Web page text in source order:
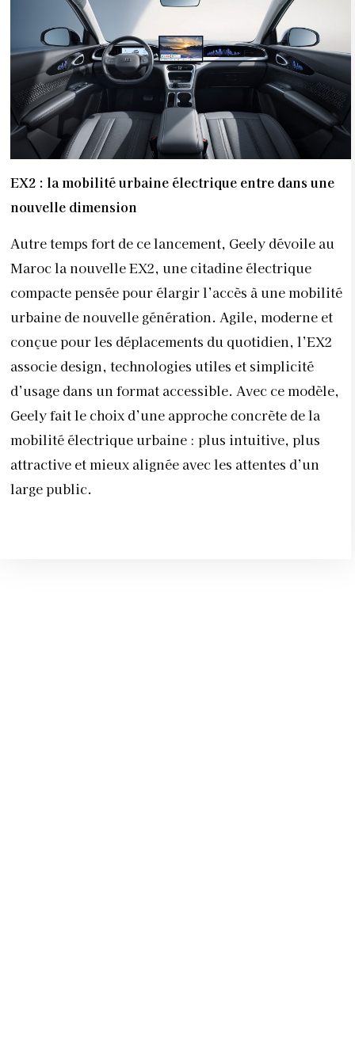
EX2 : la mobilité urbaine électrique entre dans une
nouvelle dimension
Autre temps fort de ce lancement, Geely dévoile au
Maroc la nouvelle EX2, une citadine électrique
compacte pensée pour élargir l’accès à une mobilité
urbaine de nouvelle génération. Agile, moderne et
conçue pour les déplacements du quotidien, l’EX2
associe design, technologies utiles et simplicité
d’usage dans un format accessible. Avec ce modèle,
Geely fait le choix d’une approche concrète de la
mobilité électrique urbaine : plus intuitive, plus
attractive et mieux alignée avec les attentes d’un
large public.